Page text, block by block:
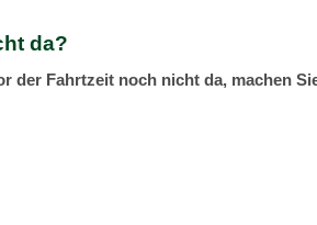
da?
der Fahrtzeit noch nicht da, machen